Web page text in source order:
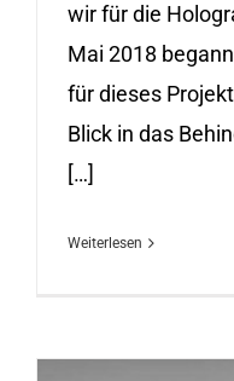
wir für die
Mai 2018
für dieses
Blick in das
[…]
Weiterlesen